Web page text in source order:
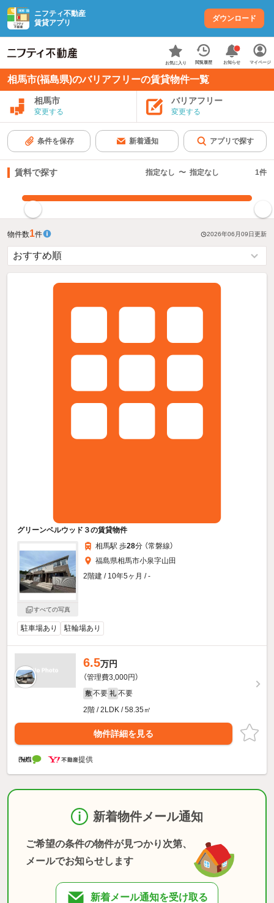
ニフティ不動産
賃貸アプリ
ダウンロード
お気に入り 閲覧履歴 お知らせ マイページ
相馬市(福島県)のバリアフリーの賃貸物件一覧
相馬市
変更する
バリアフリー
変更する
条件を保存 新着通知 アプリで探す
賃料で探す 指定なし 〜 指定なし 1件
物件数1件 2026年06月09日更新
グリーンベルウッド３の賃貸物件
すべての写真
相馬駅 歩28分 （常磐線）
福島県相馬市小泉字山田
2階建 / 10年5ヶ月 / -
駐車場あり 駐輪場あり
6.5万円
（管理費3,000円）
敷 不要 礼 不要
2階 / 2LDK / 58.35㎡
物件詳細を見る
提供
新着物件メール通知
ご希望の条件の物件が見つかり次第、
メールでお知らせします
新着メール通知を受け取る